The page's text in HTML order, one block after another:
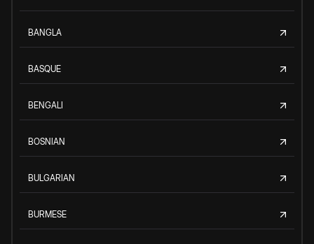
BANGLA
BASQUE
BENGALI
BOSNIAN
BULGARIAN
BURMESE